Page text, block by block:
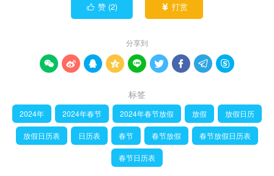
 赞 (2)  打赏
分享到
        
标签
2024年 2024年春节 2024年春节放假 放假 放假日历
放假日历表 日历表 春节 春节放假 春节放假日历表
春节日历表